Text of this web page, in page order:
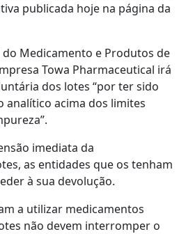
publicada hoje na página da
Medicamento e Produtos de
Towa Pharmaceutical irá
dos lotes “por ter sido
acima dos limites
imediata da
as entidades que os tenham
à sua devolução.
a utilizar medicamentos
não devem interromper o